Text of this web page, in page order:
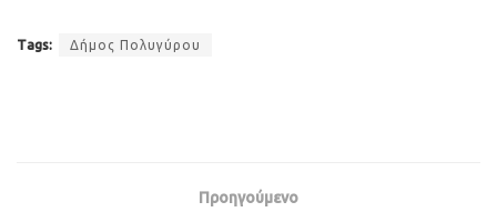
Tags: Δήμος Πολυγύρου
Προηγούμενο